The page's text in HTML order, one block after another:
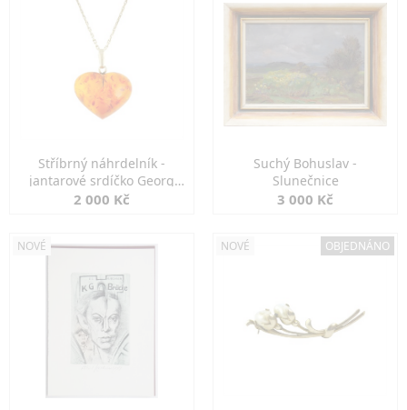
Stříbrný náhrdelník -
jantarové srdíčko Georg
Kramer
2 000 Kč
Suchý Bohuslav -
Slunečnice
3 000 Kč
NOVÉ NOVÉ OBJEDNÁNO